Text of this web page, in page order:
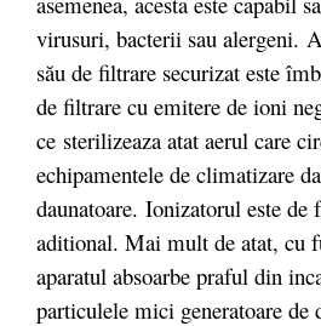
virusuri, bacterii sau alergeni.
său de filtrare securizat este
de filtrare cu emitere de ioni
ce sterilizeaza atat aerul care
echipamentele de climatizare
daunatoare. Ionizatorul este de
aditional. Mai mult de atat, cu
aparatul absoarbe praful din
particulele mici generatoare de